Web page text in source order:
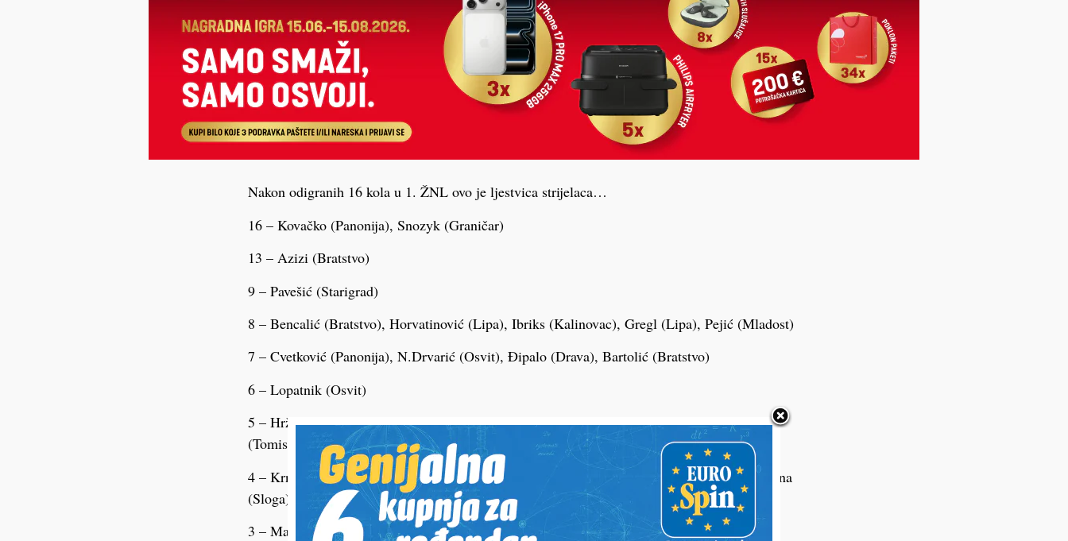
Nakon odigranih 16 kola u 1. ŽNL ovo je ljestvica strijelaca…
16 – Kovačko (Panonija), Snozyk (Graničar)
13 – Azizi (Bratstvo)
9 – Pavešić (Starigrad)
8 – Bencalić (Bratstvo), Horvatinović (Lipa), Ibriks (Kalinovac), Gregl (Lipa), Pejić (Mladost)
7 – Cvetković (Panonija), N.Drvarić (Osvit), Đipalo (Drava), Bartolić (Bratstvo)
6 – Lopatnik (Osvit)
5 – Hrženjak (Tomislav D), Majetić (Miklinovec), Petrović (Sloga), Bogdan (Osvit), Lončar
(Tomislav D)
4 – Krnjak (Starigrad), Fusić (Graničar), Mišura (Bratstvo), Šoljić (Tomislav Radnik), Trupina
(Sloga), Gusković (Mladost)
3 – Manojlović (Močile), N.Paradžik (Osvit), Kovač (Tomislav), Ivanda (Kalinovac), Milas